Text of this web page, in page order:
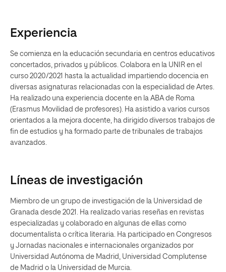
Experiencia
Se comienza en la educación secundaria en centros educativos
concertados, privados y públicos. Colabora en la UNIR en el
curso 2020/2021 hasta la actualidad impartiendo docencia en
diversas asignaturas relacionadas con la especialidad de Artes.
Ha realizado una experiencia docente en la ABA de Roma
(Erasmus Movilidad de profesores). Ha asistido a varios cursos
orientados a la mejora docente, ha dirigido diversos trabajos de
fin de estudios y ha formado parte de tribunales de trabajos
avanzados.
Líneas de investigación
Miembro de un grupo de investigación de la Universidad de
Granada desde 2021. Ha realizado varias reseñas en revistas
especializadas y colaborado en algunas de ellas como
documentalista o crítica literaria. Ha participado en Congresos
y Jornadas nacionales e internacionales organizados por
Universidad Autónoma de Madrid, Universidad Complutense
de Madrid o la Universidad de Murcia.